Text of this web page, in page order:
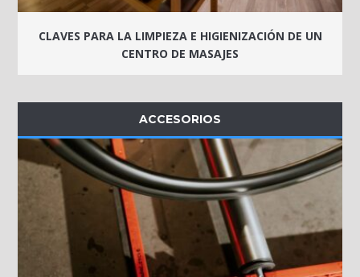
CLAVES PARA LA LIMPIEZA E HIGIENIZACIÓN DE UN
CENTRO DE MASAJES
ACCESORIOS